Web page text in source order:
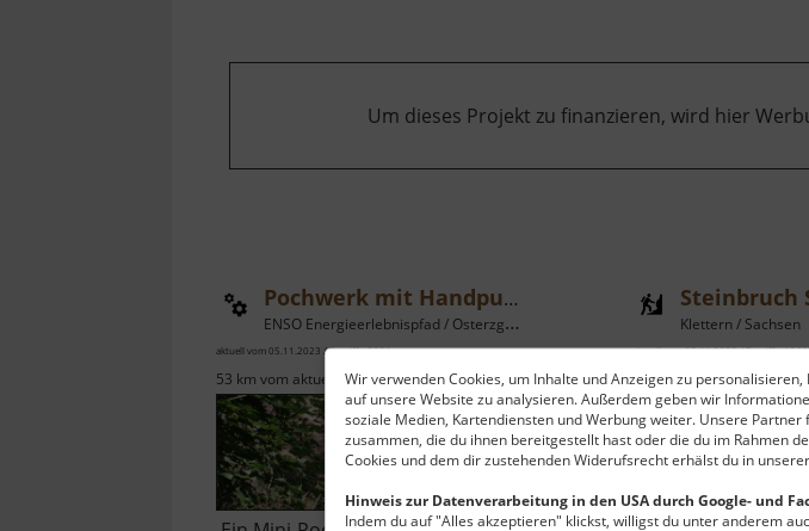
Wir verwenden Cookies, um Inhalte und Anzeigen zu
auf unsere Website zu analysieren. Außerdem geben wir
soziale Medien, Kartendiensten und Werbung weiter. Unsere
zusammen, die du ihnen bereitgestellt hast oder die du im Rahmen
Cookies und dem dir zustehenden Widerufsrecht erhälst du in unserer
Hinweis zur Datenverarbeitung in den USA durch Google- und
Indem du auf "Alles akzeptieren" klickst, willigst du unter anderem
Um dieses Projekt zu finanzieren, wird hier
Pochwerk mit Handpumpe
ENSO Energieerlebnispfad / Osterzgebirge
aktuell vom 05.11.2023 / Zugriffe: 3986
53 km vom aktuellen Standort
Steinbruch
Klettern / Sachsen
aktuell vom 05.11.2023 / Zugriffe:
95 km vom aktuellen